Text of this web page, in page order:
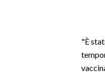
RISULTATI E CLASSIFICHE
"È